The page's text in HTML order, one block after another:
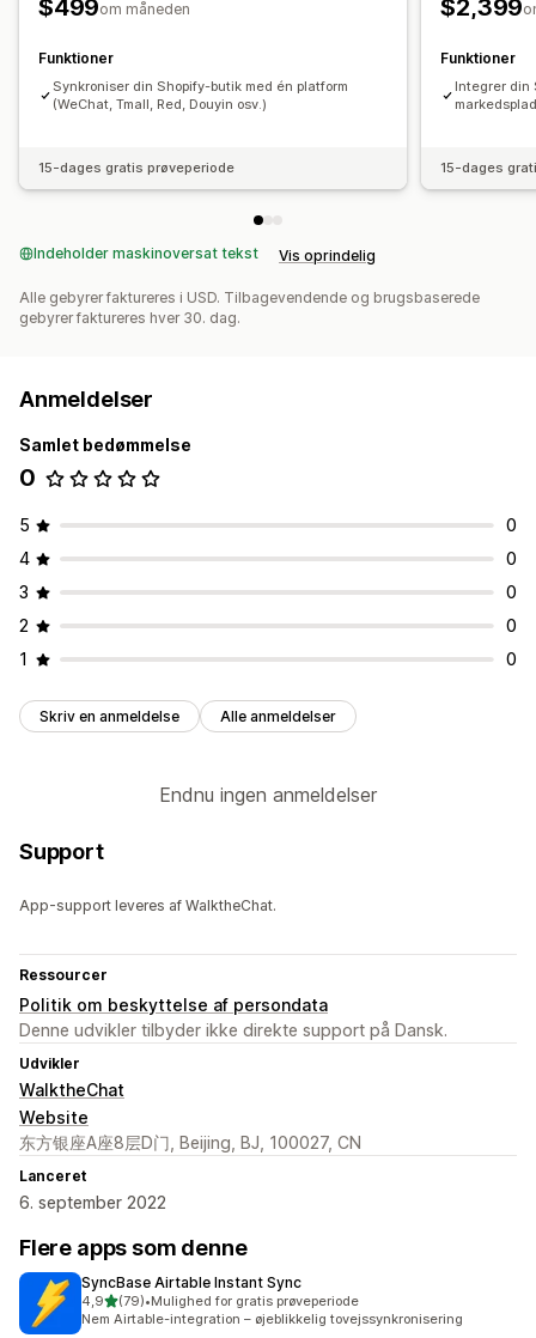
$499om måneden
Funktioner
Synkroniser din Shopify-butik med én platform
(WeChat, Tmall, Red, Douyin osv.)
15-dages gratis prøveperiode
$2,399
Funktioner
Integrer din
15-dages
Indeholder maskinoversat tekst Vis oprindelig
Alle gebyrer faktureres i USD. Tilbagevendende og brugsbaserede
gebyrer faktureres hver 30. dag.
Anmeldelser
Samlet bedømmelse
0
5
0
4
0
3
0
2
0
1
0
Skriv en anmeldelse Alle anmeldelser
Endnu ingen anmeldelser
Support
App-support leveres af WalktheChat.
Ressourcer
Politik om beskyttelse af persondata
Denne udvikler tilbyder ikke direkte support på Dansk.
Udvikler
WalktheChat
Website
东方银座A座8层D门, Beijing, BJ, 100027, CN
Lanceret
6. september 2022
Flere apps som denne
SyncBase Airtable Instant Sync
4,9ud af 5 stjerner
(79)
79 anmeldelser i alt
•Mulighed for gratis prøveperiode
Nem Airtable-integration – øjeblikkelig tovejssynkronisering